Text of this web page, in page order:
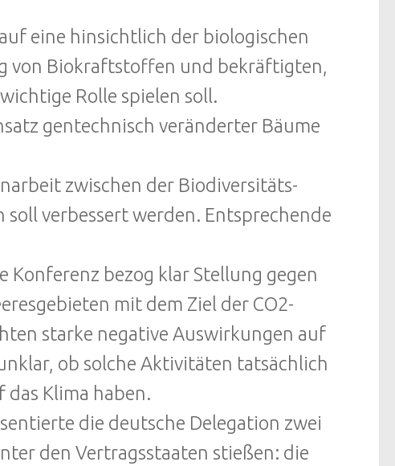
eine hinsichtlich der biologischen
von Biokraftstoffen und bekräftigten,
Rolle spielen soll.
gentechnisch veränderter Bäume
zwischen der Biodiversitäts-
verbessert werden. Entsprechende
Konferenz bezog klar Stellung gegen
mit dem Ziel der CO2-
starke negative Auswirkungen auf
ob solche Aktivitäten tatsächlich
Klima haben.
die deutsche Delegation zwei
den Vertragsstaaten stießen: die